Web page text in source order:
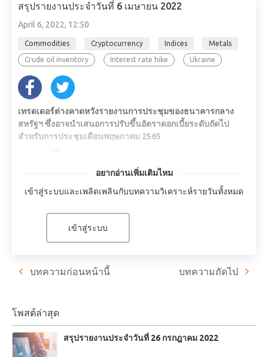
สรุปรายงานประจำวันที่ 6 เมษายน 2022
April 6, 2022, 12:50
Commodities Cryptocurrency Indices Metals
Crude oil inventory Interest rate hike Ukraine
เทรดเดอร์ต่างคาดหวังรายงานการประชุมของธนาคารกลาง
สหรัฐฯ ซึ่งอาจนำเสนอการปรับขึ้นอัตราดอกเบี้ยระดับถัดไป
สำหรับการประชุมเดือนพฤษภาคม 2565
ยุโรป ในขณะนี้อัตราดอกเบี้ยยังคงไม่เปลี่ยนแปลง ธนาคารจะ
ยูเครน
อีเธอเรียมแปรับตัว อย่างไรก็ตาม นักวิเคราะห์มองว่าราคาอาจรี
บาวด์ไปที่ 10,000 ดอลลาร์สหรัฐฯ ภายในสิ้นปี 2565
นักวิเคราะห์คาดว่าน้ำมันดิบคงคลังสหรัฐฯ จะลดลง 2 ล้าน
เทรดเดอร์ให้ความสนใจกับรายงานการประชุมของธนาคารกลาง
สหรัฐอเมริกา การกล่าวถึงความเป็นไปได้ของการขึ้นคะแนนพื้น
ฐาน 50 (50-basis point hike) นั้นคาดว่าจะเกิดขึ้นในการประชุม
เดือนพฤษภาคม 2565 ขณะนี้ตลาดยังคงเน้นที่หุ้น ราคาทองคำยัง
อยากอ่านเพิ่มเติมไหม
เข้าสู่ระบบและเพลิดเพลินกับบทความวิเคราะห์รายวันทั้งหมด
เข้าสู่ระบบ
บทความก่อนหน้านี้ บทความถัดไป
โพสต์ล่าสุด
สรุปรายงานประจำวันที่ 26 กรกฎาคม 2022